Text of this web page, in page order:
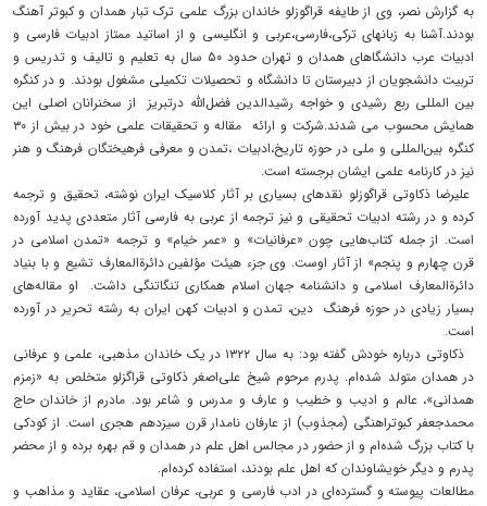
به گزارش نصر، وی از طایفه قراگوزلو خاندان بزرگ علمی ترک تبار همدان و کبوتر آهنگ
بودند.آشنا به زبانهای ترکی،فارسی،عربی و انگلیسی و از اساتید ممتاز ادبیات فارسی و
ادبیات عرب دانشگاهای همدان و تهران حدود ۵۰ سال به تعلیم و تالیف و تدریس و
تربیت دانشجویان از دبیرستان تا دانشگاه و تحصیلات تکمیلی مشغول بودند. و در کنگره
بین المللی ربع رشیدی و خواجه رشیدالدین فضل‌الله درتبریز از سخنرانان اصلی این
همایش محسوب می شدند.شرکت و ارائه مقاله و تحقیقات علمی خود در بیش از ۳۰
کنگره بین‌المللی و ملی در حوزه تاریخ،ادبیات ،تمدن و معرفی فرهیختگان فرهنگ و هنر
نیز در کارنامه علمی ایشان برجسته است.
علیرضا ذکاوتی قراگوزلو نقدهای بسیاری بر آثار کلاسیک ایران نوشته، تحقیق و ترجمه
کرده‌ و در رشته ادبیات تحقیقی و نیز ترجمه از عربی به فارسی آثار متعددی پدید آورده‌
است. از جمله کتاب‌هایی چون «عرفانیات» و «عمر خیام» و ترجمه «تمدن اسلامی در
قرن چهارم و پنجم» از آثار اوست. وی جزء هیئت مؤلفین دائرةالمعارف تشیع و با بنیاد
دائرةالمعارف اسلامی و دانشنامه جهان اسلام همکاری تنگاتنگی داشت. او مقاله‌های
بسیار زیادی در حوزه فرهنگ دین، تمدن و ادبیات کهن ایران به رشته تحریر در آورده
است.
ذکاوتی درباره خودش گفته بود: به سال ۱۳۲۲ در یک خاندان مذهبی، علمی و عرفانی
در همدان متولد شده‌ام. پدرم مرحوم شیخ علی‌اصغر ذکاوتی قراگزلو متخلص به «زمزم
همدانی»، عالم و ادیب و خطیب و عارف و مدرس و شاعر بود. مادرم از خاندان حاج
محمدجعفر کبوتراهنگی (مجذوب) از عارفان نامدار قرن سیزدهم هجری است. از کودکی
با کتاب بزرگ شده‌ام و از حضور در مجالس اهل علم در همدان و قم بهره برده و از محضر
پدرم و دیگر خویشاوندان که اهل علم بودند، استفاده کرده‌ام.
مطالعات پیوسته و گسترده‌ای در ادب فارسی و عربی، عرفان اسلامی، عقاید و مذاهب و